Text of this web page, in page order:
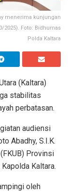
menerima kunjungan
2025). Foto: Bidhumas
Polda Kaltara
(Kaltara)
stabilitas
perbatasan.
audiensi
Abadhy, S.I.K.
Provinsi
Kaltara.
oleh